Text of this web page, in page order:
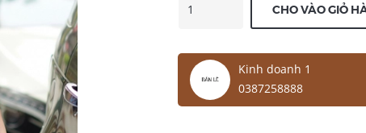
CHO VÀO GIỎ
Kinh doanh 1
0387258888